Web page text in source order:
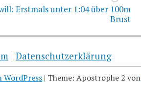
Erstmals unter 1:04 über 100m
Brust
| Datenschutzerklärung
| Theme: Apostrophe 2 von